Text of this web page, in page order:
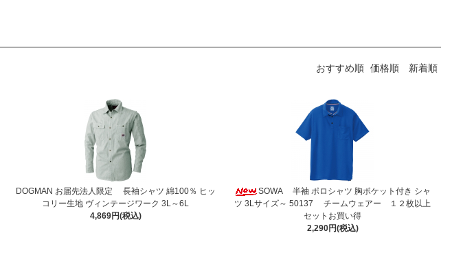
おすすめ順 価格順 新着順
DOGMAN お届先法人限定 長袖シャツ 綿100％ ヒッ
コリー生地 ヴィンテージワーク 3L～6L
4,869円(税込)
SOWA 半袖 ポロシャツ 胸ポケット付き シャ
ツ 3Lサイズ～ 50137 チームウェアー １２枚以上
セットお買い得
2,290円(税込)